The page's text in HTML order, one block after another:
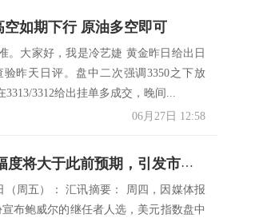
如期下行 原油多空即可
。大家好，我是冷艺婕 黄金昨日给出日
昨天日评。盘中二次强调3350之下放
3313/3312给出挂单多成交，晚间...
06月27日 12:58
资讯：预计美联储降息幅度将大于此前预期，引发市场广泛抛售美元；地缘局势担忧降温
（周五）： 汇讯摘要： 周四，因媒体报
布鲍威尔的继任者人选，美元指数盘中